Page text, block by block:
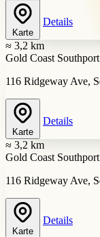
Karte
Details
≈ 3,2 km
Gold Coast
116 Ridgeway Ave,
Karte
Details
≈ 3,2 km
Gold Coast
116 Ridgeway Ave,
Karte
Details